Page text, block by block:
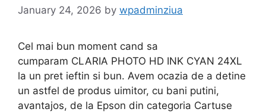
January 24, 2026 by wpadminziua
Cel mai bun moment cand sa
cumparam CLARIA PHOTO HD INK CYAN 24XL
la un pret ieftin si bun. Avem ocazia de a detine
un astfel de produs uimitor, cu bani putini,
avantajos, de la Epson din categoria Cartuse